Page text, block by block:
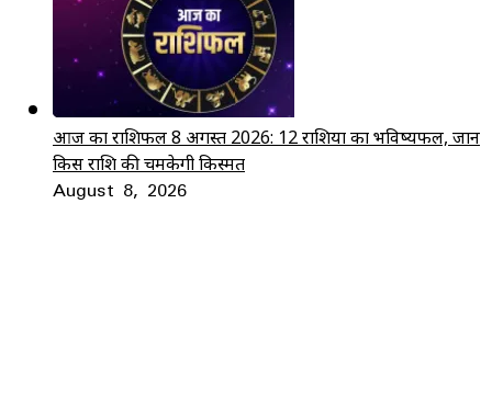
आज का राशिफल 8 अगस्त 2026: 12 राशियों का भविष्यफल, जानें
किस राशि की चमकेगी किस्मत
August 8, 2026